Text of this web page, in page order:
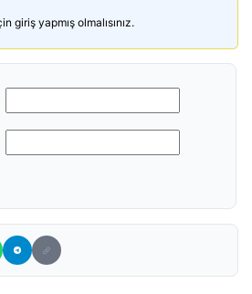
giriş yapmış olmalısınız.